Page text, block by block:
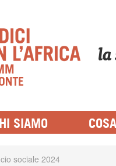
la
PER
SIAMO
sociale 2024